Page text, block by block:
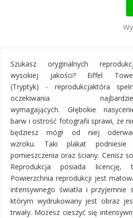
Szukasz oryginalnych
wysokiej jakości? Eiffel
(Tryptyk) - reprodukcjaktóra
oczekiwania
wymagających. Głębokie
barw i ostrość fotografii sprawi, że
będziesz mógł od niej
wzroku. Taki plakat podniesie
pomieszczenia oraz ściany. Cenisz
Reprodukcja posiada licencję,
Powierzchnia reprodukcji jest
intensywnego światła i przyjemnie
którym wydrukowany jest obraz
trwały. Możesz cieszyć się